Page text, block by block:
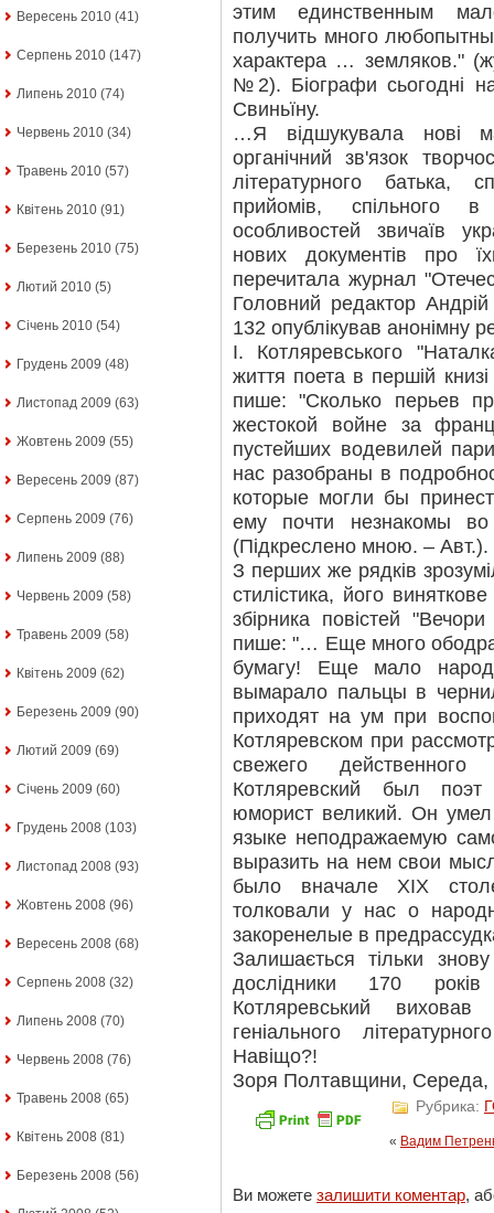
Вересень 2010 (41)
Серпень 2010 (147)
Липень 2010 (74)
Червень 2010 (34)
Травень 2010 (57)
Квітень 2010 (91)
Березень 2010 (75)
Лютий 2010 (5)
Січень 2010 (54)
Грудень 2009 (48)
Листопад 2009 (63)
Жовтень 2009 (55)
Вересень 2009 (87)
Серпень 2009 (76)
Липень 2009 (88)
Червень 2009 (58)
Травень 2009 (58)
Квітень 2009 (62)
Березень 2009 (90)
Лютий 2009 (69)
Січень 2009 (60)
Грудень 2008 (103)
Листопад 2008 (93)
Жовтень 2008 (96)
Вересень 2008 (68)
Серпень 2008 (32)
Липень 2008 (70)
Червень 2008 (76)
Травень 2008 (65)
Квітень 2008 (81)
Березень 2008 (56)
этим единственным
получить много
характера … земляков."
№2). Біографи сьогодні
Свиньїну.
…Я відшукувала нові
органічний зв'язок
літературного батька,
прийомів, спільного
особливостей звичаїв
нових документів про
перечитала журнал
Головний редактор
132 опублікував анонімну
І. Котляревського
життя поета в першій книзі
пише: "Сколько перьев
жестокой войне за
пустейших водевилей
нас разобраны в
которые могли бы
ему почти незнакомы
(Підкреслено мною. – Авт.).
З перших же рядків
стилістика, його
збірника повістей
пише: "… Еще много
бумагу! Еще мало
вымарало пальцы в
приходят на ум при
Котляревском при
свежего
Котляревский был поэт
юморист великий. Он
языке неподражаемую
выразить на нем свои
было вначале XIX
толковали у нас о
закоренелые в
Залишається тільки
дослідники 170
Котляревський
геніального
Навіщо?!
Зоря Полтавщини, Середа,
Рубрика:
« Вадим
Ви можете залишити коментар,